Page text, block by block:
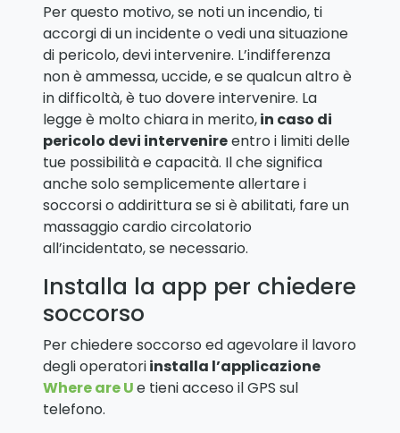
Per questo motivo, se noti un incendio, ti
accorgi di un incidente o vedi una situazione
di pericolo, devi intervenire. L’indifferenza
non è ammessa, uccide, e se qualcun altro è
in difficoltà, è tuo dovere intervenire. La
legge è molto chiara in merito,in caso di
pericolo devi intervenireentro i limiti delle
tue possibilità e capacità. Il che significa
anche solo semplicemente allertare i
soccorsi o addirittura se si è abilitati, fare un
massaggio cardio circolatorio
all’incidentato, se necessario.
Installa la app per chiedere
soccorso
Per chiedere soccorso ed agevolare il lavoro
degli operatoriinstalla l’applicazione
Where are Ue tieni acceso il GPS sul
telefono.